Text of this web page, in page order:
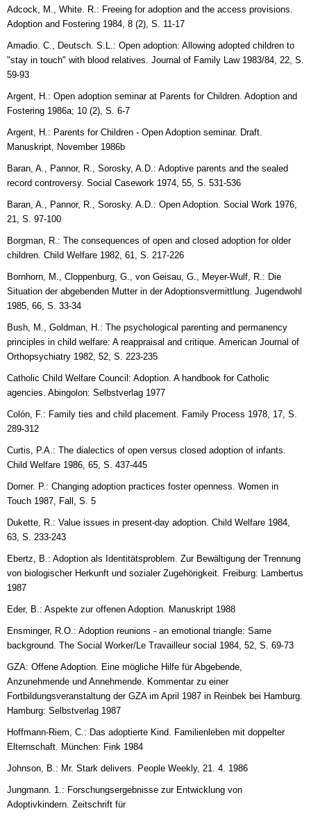
Adcock, M., White. R.: Freeing for adoption and the access provisions.
Adoption and Fostering 1984, 8 (2), S. 11-17
Amadio. C., Deutsch. S.L.: Open adoption: Allowing adopted children to
"stay in touch" with blood relatives. Journal of Family Law 1983/84, 22, S.
59-93
Argent, H.: Open adoption seminar at Parents for Children. Adoption and
Fostering 1986a; 10 (2), S. 6-7
Argent, H.: Parents for Children - Open Adoption seminar. Draft.
Manuskript, November 1986b
Baran, A., Pannor, R., Sorosky, A.D.: Adoptive parents and the sealed
record controversy. Social Casework 1974, 55, S. 531-536
Baran, A., Pannor, R., Sorosky. A.D.: Open Adoption. Social Work 1976,
21, S. 97-100
Borgman, R.: The consequences of open and closed adoption for older
children. Child Welfare 1982, 61, S. 217-226
Bornhorn, M., Cloppenburg, G., von Geisau, G., Meyer-Wulf, R.: Die
Situation der abgebenden Mutter in der Adoptionsvermittlung. Jugendwohl
1985, 66, S. 33-34
Bush, M., Goldman, H.: The psychological parenting and permanency
principles in child welfare: A reappraisal and critique. American Journal of
Orthopsychiatry 1982, 52, S. 223-235
Catholic Child Welfare Council: Adoption. A handbook for Catholic
agencies. Abingolon: Selbstverlag 1977
Colón, F.: Family ties and child placement. Family Process 1978, 17, S.
289-312
Curtis, P.A.: The dialectics of open versus closed adoption of infants.
Child Welfare 1986, 65, S. 437-445
Dorner. P.: Changing adoption practices foster openness. Women in
Touch 1987, Fall, S. 5
Dukette, R.: Value issues in present-day adoption. Child Welfare 1984,
63, S. 233-243
Ebertz, B.: Adoption als Identitätsproblem. Zur Bewältigung der Trennung
von biologischer Herkunft und sozialer Zugehörigkeit. Freiburg: Lambertus
1987
Eder, B.: Aspekte zur offenen Adoption. Manuskript 1988
Ensminger, R.O.: Adoption reunions - an emotional triangle: Same
background. The Social Worker/Le Travailleur social 1984, 52, S. 69-73
GZA: Offene Adoption. Eine mögliche Hilfe für Abgebende,
Anzunehmende und Annehmende. Kommentar zu einer
Fortbildungsveranstaltung der GZA im April 1987 in Reinbek bei Hamburg.
Hamburg: Selbstverlag 1987
Hoffmann-Riem, C.: Das adoptierte Kind. Familienleben mit doppelter
Elternschaft. München: Fink 1984
Johnson, B.: Mr. Stark delivers. People Weekly, 21. 4. 1986
Jungmann. 1.: Forschungsergebnisse zur Entwicklung von
Adoptivkindern. Zeitschrift für